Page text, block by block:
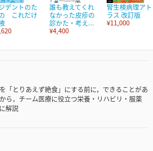
デントのた
これだけ
誰も教えてくれ
なかった皮疹の
診かた・考え...
¥4,400
腎生検病理アト
ラス 改訂版
¥11,000
「とりあえず絶食」にする前に，できることがあ
ら，チーム医療に役立つ栄養・リハビリ・服薬
解説